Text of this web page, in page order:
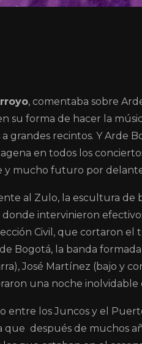
, comentaba sobre
su forma de hacer la
a grandes recintos. Y Arde
en todos los
y mucho futuro por
al Zulo, la escultura
intervinieron
Civil, que cortaron el
Bogotá, la banda
José Martínez (bajo y
una noche inolvidable
entre los Juncos y el
que después de muchos